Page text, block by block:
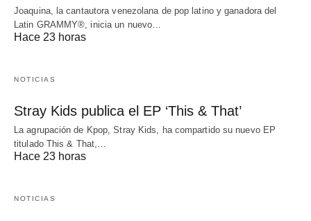
Joaquina, la cantautora venezolana de pop latino y ganadora del
Latin GRAMMY®, inicia un nuevo…
Hace 23 horas
NOTICIAS
Stray Kids publica el EP ‘This & That’
La agrupación de Kpop, Stray Kids, ha compartido su nuevo EP
titulado This & That,…
Hace 23 horas
NOTICIAS